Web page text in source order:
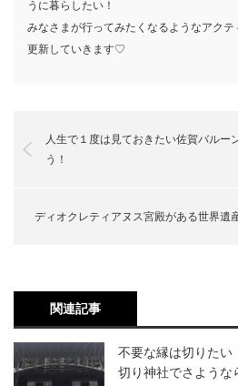
うに暮らしたい！
みなさまが行ってみたくなるようなアク
更新していきます♡
人生で１度は見ておきたい佐賀バルー
う！
ディオクレティアヌス宮殿がある世界遺
関連記事
不要な縁は切りたい
切り神社でさような